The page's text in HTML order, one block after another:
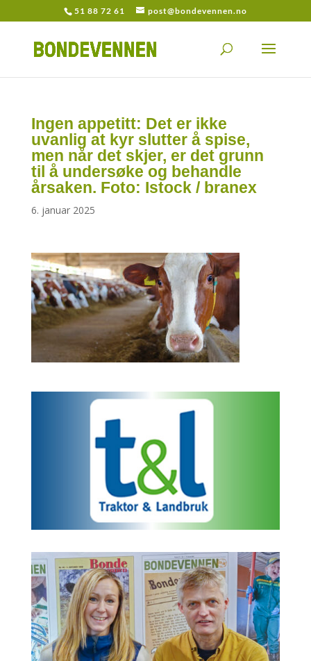
51 88 72 61 post@bondevennen.no
Ingen appetitt: Det er ikke
uvanlig at kyr slutter å spise,
men når det skjer, er det grunn
til å undersøke og behandle
årsaken. Foto: Istock / branex
6. januar 2025